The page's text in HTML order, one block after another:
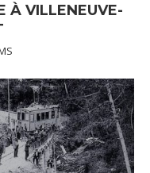
À VILLENEUVE-